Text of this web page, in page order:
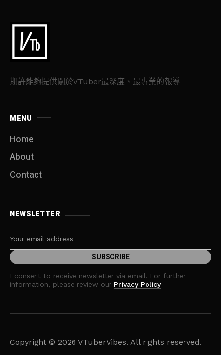
期許能夠提供關於VTuber最深度、最專業的報導
MENU
Home
About
Contact
NEWSLETTER
I consent to receive newsletter via email. For further
information, please review our Privacy Policy
Copyright © 2026 VTuberVibes. All rights reserved.